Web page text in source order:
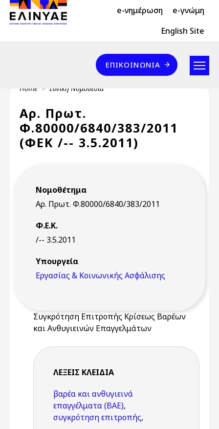
Skip to main content
Header Top 2 e-νημέρωση e-γνώμη
Header Top English Site
Επικοινωνία
ΕΠΙΚΟΙΝΩΝΊΑ
Breadcrumb
Home Εθνική Νομοθεσία
Αρ. Πρωτ.
Φ.80000/6840/383/2011
(ΦΕΚ /-- 3.5.2011)
Νομοθέτημα
Αρ. Πρωτ. Φ.80000/6840/383/2011
Φ.Ε.Κ.
/-- 3.5.2011
Υπουργεία
Εργασίας & Κοινωνικής Ασφάλισης
Συγκρότηση Επιτροπής Κρίσεως Βαρέων
και Ανθυγιεινών Επαγγελμάτων
ΛΈΞΕΙΣ KΛΕΙΔΙΆ
βαρέα και ανθυγιεινά
επαγγέλματα (ΒΑΕ),
συγκρότηση επιτροπής,